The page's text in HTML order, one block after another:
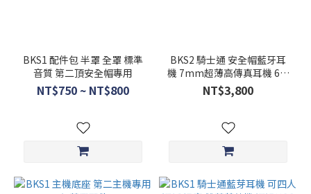
BKS1 配件包 半罩 全罩 標準
音質 第二頂安全帽專用
NT$750 ~ NT$800
BKS2 騎士通 安全帽藍牙耳
機 7mm超薄高傳真耳機 6人
對講 免運 混音 騎士通
NT$3,800